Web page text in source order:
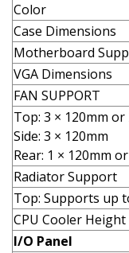
Color
Case Dimensions
Motherboard
VGA Dimensions
FAN SUPPORT
Top: 3 × 120mm or
Side: 3 × 120mm
Rear: 1 × 120mm
Radiator Support
Top: Supports up
CPU Cooler Height
I/O Panel